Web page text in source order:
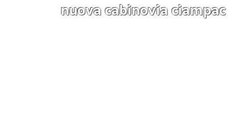
nuova cabinovia ciampac